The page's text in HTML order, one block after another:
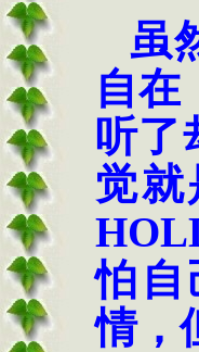
虽
自在
听了
觉
怕自
情，